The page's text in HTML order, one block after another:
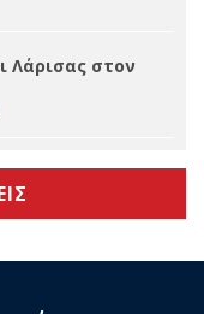
Μονή στον
Λάρισας στον